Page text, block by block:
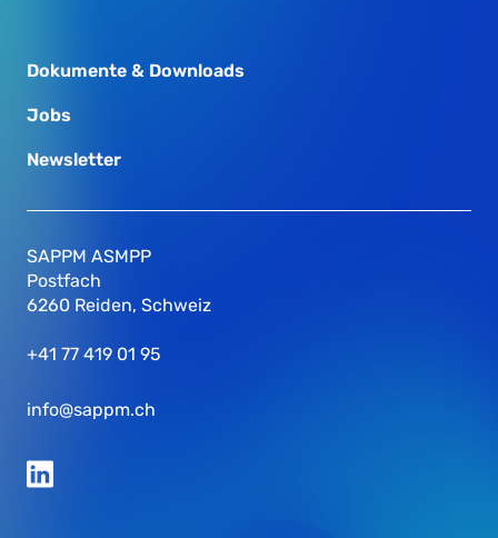
Dokumente & Downloads
Jobs
Newsletter
SAPPM ASMPP
Postfach
6260 Reiden, Schweiz
+41 77 419 01 95
info@sappm.ch